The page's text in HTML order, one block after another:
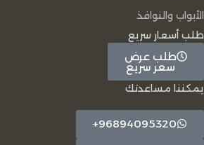
الأبواب والنوافذ
طلب أسعار سريع
طلب عرض
سعر سريع
يمكننا مساعدتك
96894095320+